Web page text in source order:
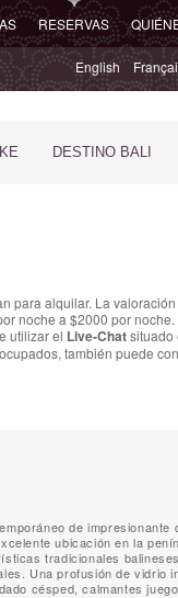
RESERVAS
English
DESTINO BALI
para alquilar. La
noche a $2000 por
utilizar el Live-Chatsituado
también puede
de impresionante
ubicación en la
tradicionales
Una profusión de vidrio
césped, calmantes